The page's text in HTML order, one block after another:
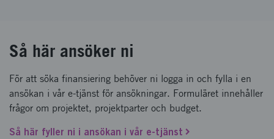
Så här ansöker ni
För att söka finansiering behöver ni logga in och fylla i en
ansökan i vår e-tjänst för ansökningar. Formuläret innehåller
frågor om projektet, projektparter och budget.
Så här fyller ni i ansökan i vår e-tjänst